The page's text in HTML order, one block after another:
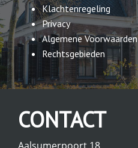
Klachtenregeling
Privacy
Algemene Voorwaarden
Rechtsgebieden
CONTACT